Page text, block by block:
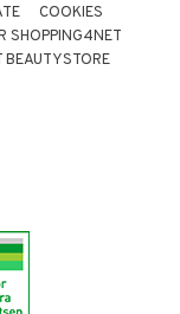
COOKIES
SHOPPING4NET
BEAUTYSTORE